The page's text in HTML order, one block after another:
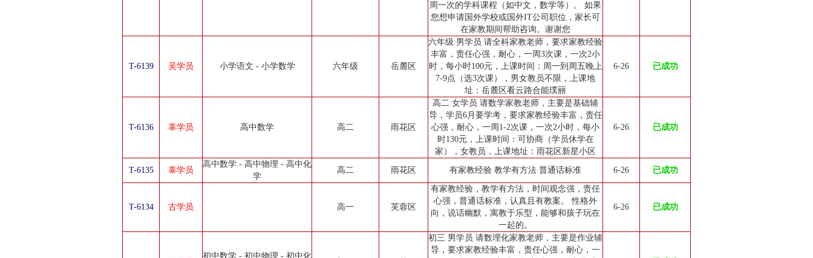
周一次的学科课程（如中文，数学等）。 如果
您想申请国外学校或国外IT公司职位，家长可
在家教期间帮助咨询。谢谢您
T-6139 吴学员 小学语文 - 小学数学 六年级 岳麓区
六年级 男学员 请全科家教老师，要求家教经验
丰富，责任心强，耐心，一周3次课，一次2小
时，每小时100元，上课时间：周一到周五晚上
7-9点（选3次课），男女教员不限，上课地
址：岳麓区看云路合能璞丽
6-26 已成功
T-6136 辜学员 高中数学 高二 雨花区
高二 女学员 请数学家教老师，主要是基础辅
导，学员6月要学考，要求家教经验丰富，责任
心强，耐心，一周1-2次课，一次2小时，每小
时130元，上课时间：可协商（学员休学在
家），女教员，上课地址：雨花区新星小区
6-26 已成功
T-6135 辜学员
高中数学 - 高中物理 - 高中化
学
高二 雨花区 有家教经验 教学有方法 普通话标准 6-26 已成功
T-6134 古学员 高一 芙蓉区
有家教经验，教学有方法，时间观念强，责任
心强，普通话标准，认真且有教案。 性格外
向，说话幽默，寓教于乐型，能够和孩子玩在
一起的。
6-26 已成功
初中数学 - 初中物理 - 初中化
初三 男学员 请数理化家教老师，主要是作业辅
导，要求家教经验丰富，责任心强，耐心，一